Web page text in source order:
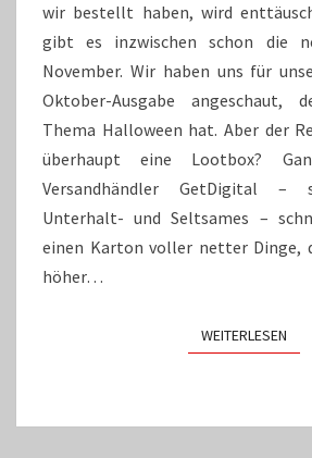
wir bestellt haben, wird
gibt es inzwischen schon die
November. Wir haben uns für
Oktober-Ausgabe angeschaut,
Thema Halloween hat. Aber der
überhaupt eine Lootbox?
Versandhändler GetDigital –
Unterhalt- und Seltsames –
einen Karton voller netter Dinge,
höher…
WEITERLESEN